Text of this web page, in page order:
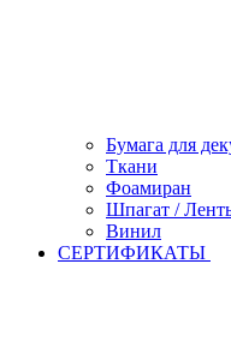
Бумага для
Ткани
Фоамиран
Шпагат /
Винил
СЕРТИФИКАТЫ